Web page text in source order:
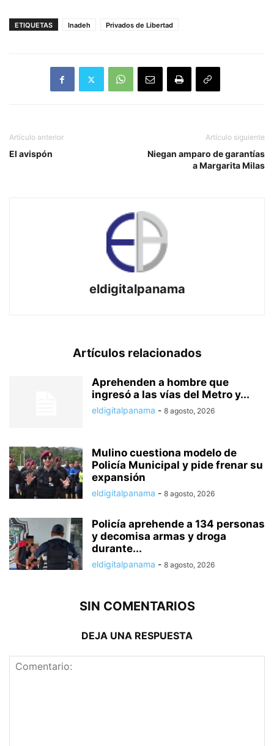
ETIQUETAS Inadeh Privados de Libertad
Artículo anterior
El avispón
Artículo siguiente
Niegan amparo de garantías
a Margarita Milas
eldigitalpanama
Artículos relacionados
Aprehenden a hombre que
ingresó a las vías del Metro y...
eldigitalpanama - 8 agosto, 2026
Mulino cuestiona modelo de
Policía Municipal y pide frenar su
expansión
eldigitalpanama - 8 agosto, 2026
Policía aprehende a 134 personas
y decomisa armas y droga
durante...
eldigitalpanama - 8 agosto, 2026
SIN COMENTARIOS
DEJA UNA RESPUESTA